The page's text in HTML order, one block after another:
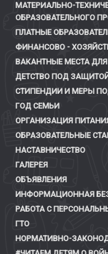
МАТЕРИАЛЬНО-
ОБРАЗОВАТЕЛЬНОГО
ПЛАТНЫЕ
ФИНАНСОВО -
ВАКАНТНЫЕ МЕСТА
ДЕТСТВО ПОД
СТИПЕНДИИ И МЕРЫ
ГОД СЕМЬИ
ОРГАНИЗАЦИЯ
ОБРАЗОВАТЕЛЬНЫЕ
НАСТАВНИЧЕСТВО
ГАЛЕРЕЯ
ОБЪЯВЛЕНИЯ
ИНФОРМАЦИОННАЯ
РАБОТА С
ГТО
НОРМАТИВНО-